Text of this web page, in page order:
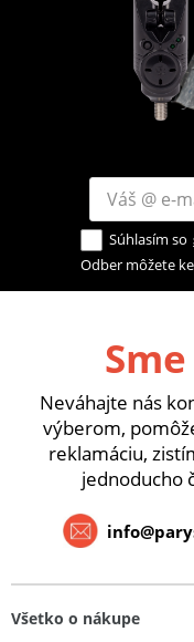
Súhlasím so
Odber môžete
Neváhajte nás
výberom,
reklamáciu,
jednoducho
Všetko o nákupe